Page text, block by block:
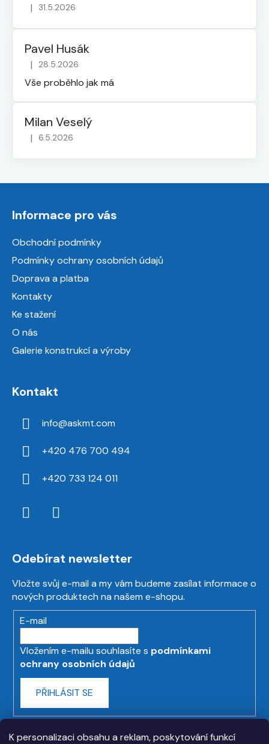
K personalizaci obsahu a reklam, poskytování funkcí
Hodnocení obchodu je 5 z 5 hvězdiček.
| 31.5.2026
Pavel Husák
Hodnocení obchodu je 5 z 5 hvězdiček.
| 28.5.2026
Vše proběhlo jak má
Milan Veselý
Hodnocení obchodu je 5 z 5 hvězdiček.
| 6.5.2026
Informace pro vás
Obchodní podmínky
Podmínky ochrany osobních údajů
Doprava a platba
Kontakty
Ke stažení
O nás
Galerie konstrukcí a výroby
Kontakt
info@askmt.com
+420 476 700 494
+420 733 124 011
Odebírat newsletter
Vložte svůj e-mail a my vám budeme zasílat informace o
nových produktech na našem e-shopu.
E-mail
Vložením e-mailu souhlasíte s podmínkami
ochrany osobních údajů
PŘIHLÁSIT SE